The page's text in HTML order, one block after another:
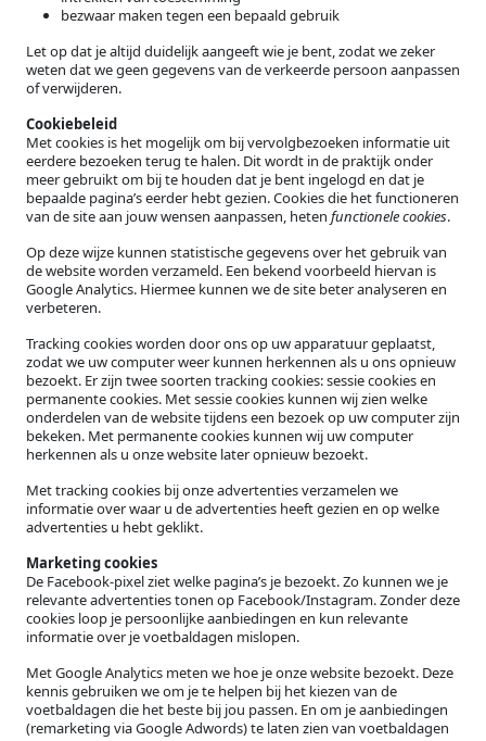
bezwaar maken tegen een bepaald gebruik
Let op dat je altijd duidelijk aangeeft wie je bent, zodat we zeker
weten dat we geen gegevens van de verkeerde persoon aanpassen
of verwijderen.
Cookiebeleid
Met cookies is het mogelijk om bij vervolgbezoeken informatie uit
eerdere bezoeken terug te halen. Dit wordt in de praktijk onder
meer gebruikt om bij te houden dat je bent ingelogd en dat je
bepaalde pagina’s eerder hebt gezien. Cookies die het functioneren
van de site aan jouw wensen aanpassen, heten functionele cookies.
Op deze wijze kunnen statistische gegevens over het gebruik van
de website worden verzameld. Een bekend voorbeeld hiervan is
Google Analytics. Hiermee kunnen we de site beter analyseren en
verbeteren.
Tracking cookies worden door ons op uw apparatuur geplaatst,
zodat we uw computer weer kunnen herkennen als u ons opnieuw
bezoekt. Er zijn twee soorten tracking cookies: sessie cookies en
permanente cookies. Met sessie cookies kunnen wij zien welke
onderdelen van de website tijdens een bezoek op uw computer zijn
bekeken. Met permanente cookies kunnen wij uw computer
herkennen als u onze website later opnieuw bezoekt.
Met tracking cookies bij onze advertenties verzamelen we
informatie over waar u de advertenties heeft gezien en op welke
advertenties u hebt geklikt.
Marketing cookies
De Facebook-pixel ziet welke pagina’s je bezoekt. Zo kunnen we je
relevante advertenties tonen op Facebook/Instagram. Zonder deze
cookies loop je persoonlijke aanbiedingen en kun relevante
informatie over je voetbaldagen mislopen.
Met Google Analytics meten we hoe je onze website bezoekt. Deze
kennis gebruiken we om je te helpen bij het kiezen van de
voetbaldagen die het beste bij jou passen. En om je aanbiedingen
(remarketing via Google Adwords) te laten zien van voetbaldagen